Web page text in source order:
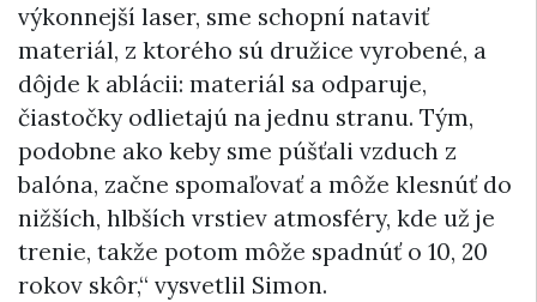
výkonnejší laser, sme schopní nataviť
materiál, z ktorého sú družice vyrobené, a
dôjde k ablácii: materiál sa odparuje,
čiastočky odlietajú na jednu stranu. Tým,
podobne ako keby sme púšťali vzduch z
balóna, začne spomaľovať a môže klesnúť do
nižších, hlbších vrstiev atmosféry, kde už je
trenie, takže potom môže spadnúť o 10, 20
rokov skôr,“ vysvetlil Simon.